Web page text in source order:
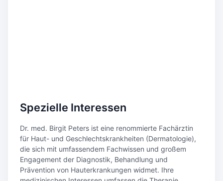
Spezielle Interessen
Dr. med. Birgit Peters ist eine renommierte Fachärztin
für Haut- und Geschlechtskrankheiten (Dermatologie),
die sich mit umfassendem Fachwissen und großem
Engagement der Diagnostik, Behandlung und
Prävention von Hauterkrankungen widmet. Ihre